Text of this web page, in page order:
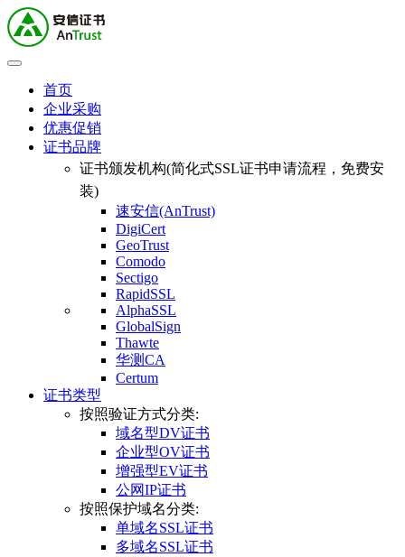
首页
企业采购
优惠促销
证书品牌
证书颁发机构(简化式SSL证书申请流程，免费安
装)
速安信(AnTrust)
DigiCert
GeoTrust
Comodo
Sectigo
RapidSSL
AlphaSSL
GlobalSign
Thawte
华测CA
Certum
证书类型
按照验证方式分类:
域名型DV证书
企业型OV证书
增强型EV证书
公网IP证书
按照保护域名分类:
单域名SSL证书
多域名SSL证书